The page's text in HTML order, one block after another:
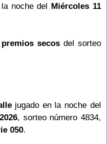
noche del Miércoles 11
secosdel sorteo
jugado en la noche del
, sorteo número 4834,
050.